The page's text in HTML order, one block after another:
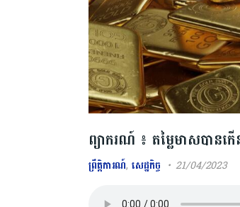
ព្យាករណ៍ ៖ តម្លៃមាសបាន
ព្រឹត្តិការណ៍,សេដ្ឋកិច្ច 21/04/2023